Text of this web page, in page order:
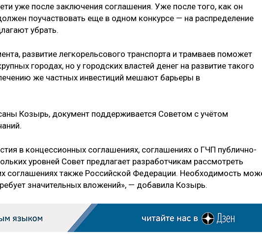
уже после заключения соглашения. Уже после того, как он
поучаствовать еще в одном конкурсе — на распределение
убрать.
развитие легкорельсового транспорта и трамваев поможет
городах, но у городских властей денег на развитие такого
же частных инвестиций мешают барьеры в
Козырь, документ поддерживается Советом с учётом
в концессионных соглашениях, соглашениях о ГЧП публично-
уровней Совет предлагает разработчикам рассмотреть
соглашениях также Российской Федерации. Необходимость
значительных вложений», — добавила Козырь.